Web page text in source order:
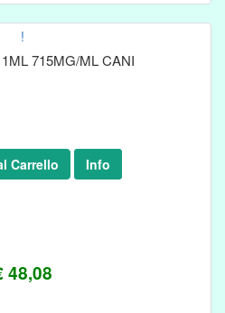
!
715MG/ML CANI
48,08
Carrello Info